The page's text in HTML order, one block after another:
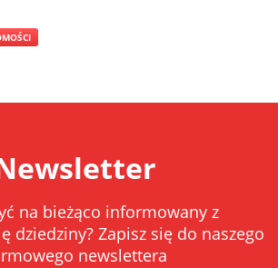
na bieżąco informowany z
dziedziny? Zapisz się do naszego
newslettera